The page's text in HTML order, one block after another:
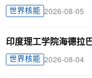
世界核能 2026-08-05
印度理工学院海德拉
世界核能 2026-08-04